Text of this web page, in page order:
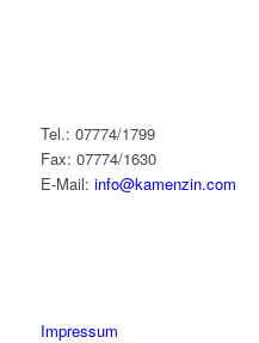
Tel.: 07774/1799
Fax: 07774/1630
E-Mail: info@kamenzin.com
Impressum